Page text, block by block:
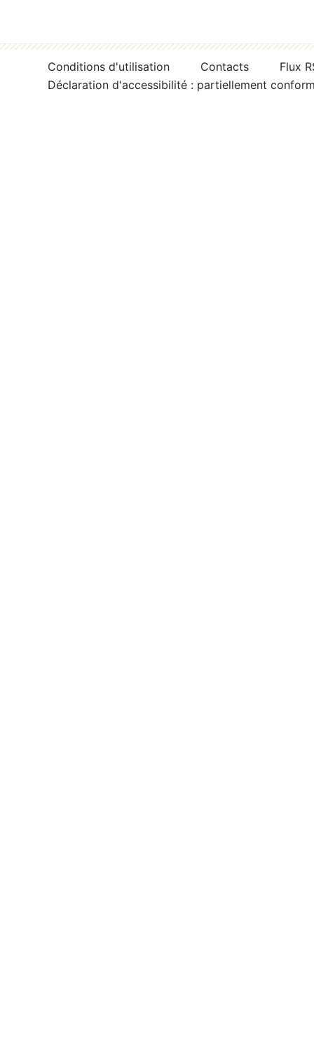
Conditions d'utilisation Contacts
Flux
Déclaration d'accessibilité : partiellement